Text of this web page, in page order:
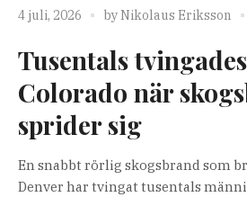
4 juli, 2026 byNikolaus Eriksson
Tusentals
Colorado när
sprider sig
En snabbt rörlig skogsbrand som
Denver har tvingat tusentals